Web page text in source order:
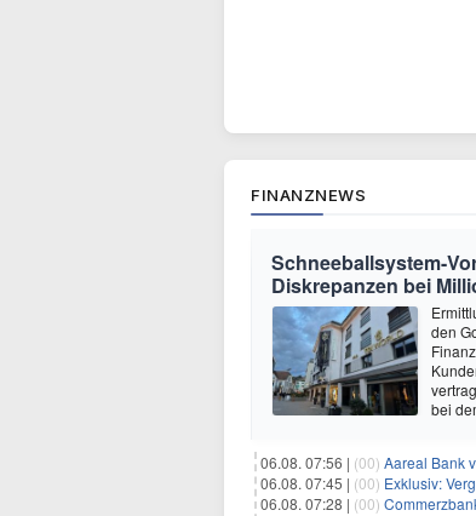
FINANZNEWS
Schneeballsystem-
Diskrepanzen bei
den
bei
06.08. 07:56 | (00) Aareal Bank
06.08. 07:45 | (00) Exklusiv:
06.08. 07:28 | (00)